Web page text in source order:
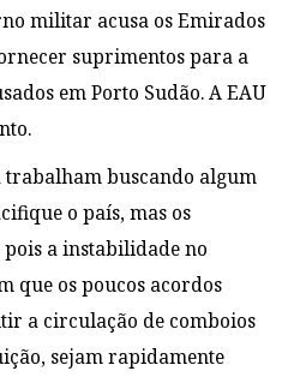
militar acusa os Emirados
suprimentos para a
em Porto Sudão. A EAU
trabalham buscando algum
o país, mas os
a instabilidade no
que os poucos acordos
a circulação de comboios
sejam rapidamente